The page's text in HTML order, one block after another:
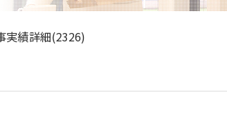
実績詳細(2326)